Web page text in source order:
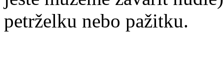
petrželku nebo pažitku.